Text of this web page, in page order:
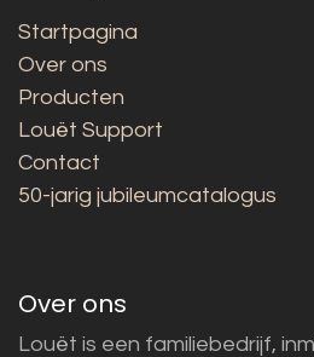
Startpagina
Over ons
Producten
Louët Support
Contact
50-jarig jubileumcatalogus
Over ons
Louët is een familiebedrijf,